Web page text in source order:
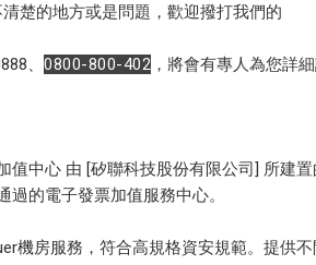
楚的地方或是問題，歡迎撥打我們的
、 0800-800-402 ，將會有專人為您詳
值中心 由 [矽聯科技股份有限公司] 所建
過的電子發票加值服務中心。
機房服務，符合高規格資安規範。提供不